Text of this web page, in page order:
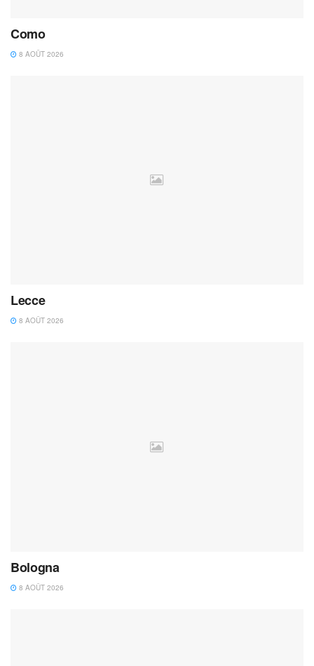
Como
8 AOÛT 2026
Lecce
8 AOÛT 2026
Bologna
8 AOÛT 2026